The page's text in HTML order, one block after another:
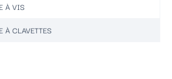
À VIS
À CLAVETTES